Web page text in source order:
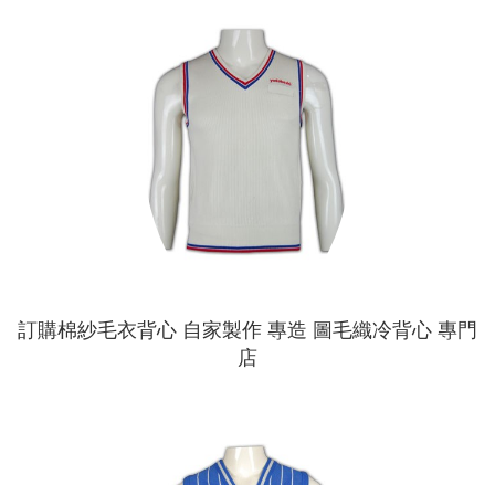
訂購棉紗毛衣背心 自家製作 專造 圖毛織冷背心 專門
店